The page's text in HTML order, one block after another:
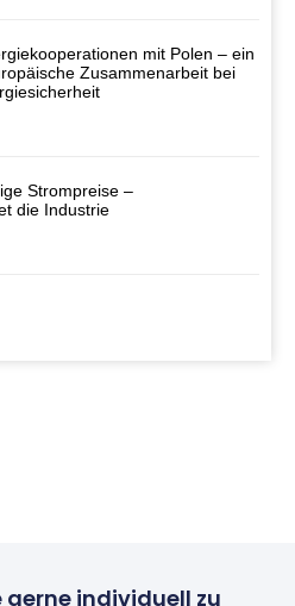
mit Polen – ein
Zusammenarbeit bei
Strompreise –
die Industrie
gerne individuell zu